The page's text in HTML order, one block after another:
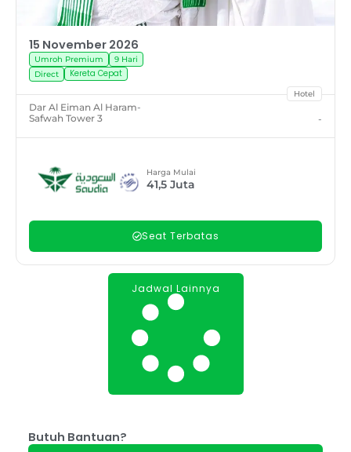
15 November 2026
Umroh Premium
9 Hari
Direct
Kereta Cepat
Hotel
Dar Al Eiman Al Haram-
Safwah Tower 3
-
Harga Mulai
41,5 Juta
Seat Terbatas
Jadwal Lainnya
Butuh Bantuan?